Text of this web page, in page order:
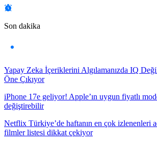
Son dakika
Yapay Zeka İçeriklerini Algılamanızda IQ
Öne Çıkıyor
iPhone 17e geliyor! Apple’ın uygun fiyatlı
değiştirebilir
Netflix Türkiye’de haftanın en çok izlenenleri
filmler listesi dikkat çekiyor